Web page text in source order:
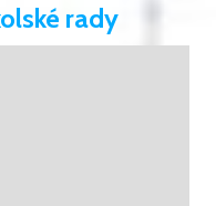
rady